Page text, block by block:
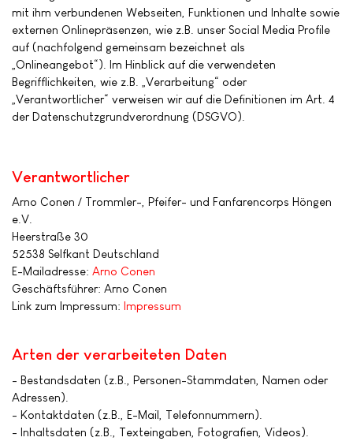
mit ihm verbundenen Webseiten, Funktionen und Inhalte sowie
externen Onlinepräsenzen, wie z.B. unser Social Media Profile
auf (nachfolgend gemeinsam bezeichnet als
„Onlineangebot“). Im Hinblick auf die verwendeten
Begrifflichkeiten, wie z.B. „Verarbeitung“ oder
„Verantwortlicher“ verweisen wir auf die Definitionen im Art. 4
der Datenschutzgrundverordnung (DSGVO).
Verantwortlicher
Arno Conen / Trommler-, Pfeifer- und Fanfarencorps Höngen
e.V.
Heerstraße 30
52538 Selfkant Deutschland
E-Mailadresse: Arno Conen
Geschäftsführer: Arno Conen
Link zum Impressum: Impressum
Arten der verarbeiteten Daten
- Bestandsdaten (z.B., Personen-Stammdaten, Namen oder
Adressen).
- Kontaktdaten (z.B., E-Mail, Telefonnummern).
- Inhaltsdaten (z.B., Texteingaben, Fotografien, Videos).